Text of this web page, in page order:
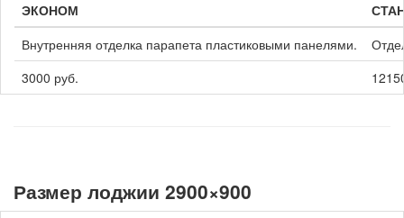
ЭКОНОМ
Внутренняя отделка парапета пластиковыми панелями.
3000 руб.
Размер лоджии 2900×900